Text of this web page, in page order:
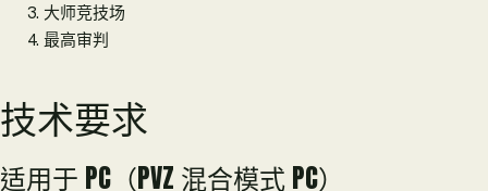
大师竞技场
最高审判
技术要求
适用于 PC（PVZ 混合模式 PC）